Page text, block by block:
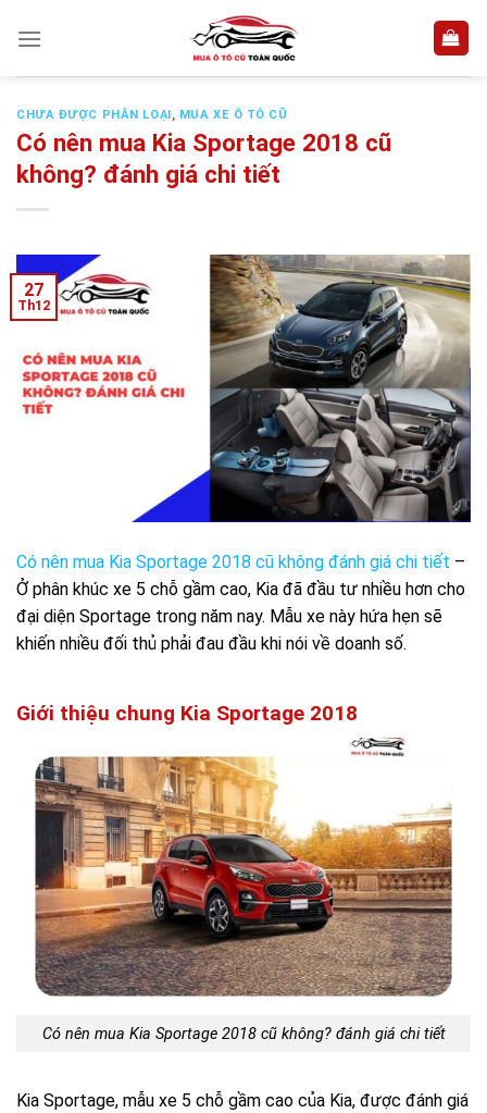
CHƯA ĐƯỢC PHÂN LOẠI, MUA XE Ô TÔ CŨ
Có nên mua Kia Sportage 2018 cũ
không? đánh giá chi tiết
27
Th12
Có nên mua Kia Sportage 2018 cũ không đánh giá chi tiết –
Ở phân khúc xe 5 chỗ gầm cao, Kia đã đầu tư nhiều hơn cho
đại diện Sportage trong năm nay. Mẫu xe này hứa hẹn sẽ
khiến nhiều đối thủ phải đau đầu khi nói về doanh số.
Giới thiệu chung Kia Sportage 2018
Có nên mua Kia Sportage 2018 cũ không? đánh giá chi tiết
Kia Sportage, mẫu xe 5 chỗ gầm cao của Kia, được đánh giá